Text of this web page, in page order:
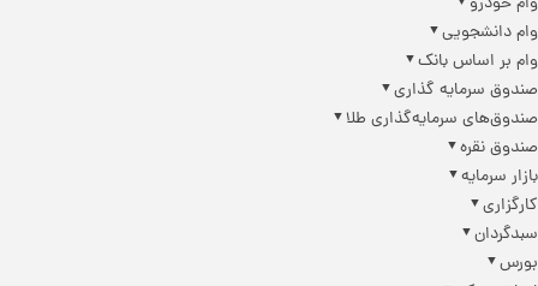
وام دانشجویی
وام بر اساس بانک
صندوق سرمایه گذاری
صندوق‌های سرمایه‌گذاری طلا
صندوق نقره
بازار سرمایه
کارگزاری
سبدگردان
بورس